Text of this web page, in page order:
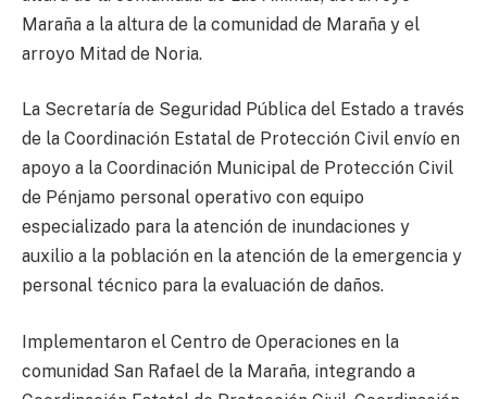
Maraña a la altura de la comunidad de Maraña y el
arroyo Mitad de Noria.
La Secretaría de Seguridad Pública del Estado a través
de la Coordinación Estatal de Protección Civil envío en
apoyo a la Coordinación Municipal de Protección Civil
de Pénjamo personal operativo con equipo
especializado para la atención de inundaciones y
auxilio a la población en la atención de la emergencia y
personal técnico para la evaluación de daños.
Implementaron el Centro de Operaciones en la
comunidad San Rafael de la Maraña, integrando a